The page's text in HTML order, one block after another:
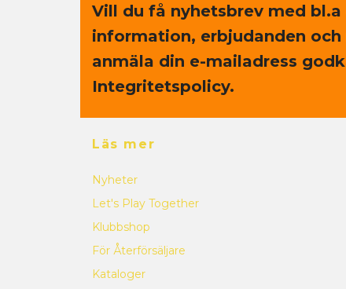
Vill du få nyhetsbrev med bl.a
information, erbjudanden
anmäla din e-mailadress
Integritetspolicy.
Läs mer
Nyheter
Let's Play Together
Klubbshop
För Återförsäljare
Kataloger